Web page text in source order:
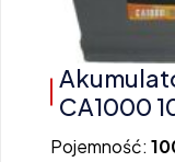
CA1000
Pojemność: